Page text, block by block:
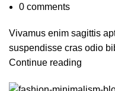
0 comments
Vivamus enim sagittis
suspendisse cras odio
Continue reading